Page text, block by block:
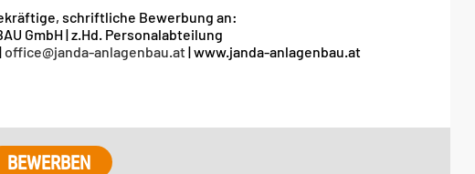
schriftliche Bewerbung an:
GmbH | z.Hd. Personalabteilung
office@janda-anlagenbau.at| www.janda-anlagenbau.at
BEWERBEN